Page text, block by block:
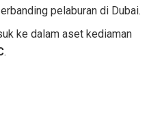
pelaburan di Dubai.
ke dalam aset kediaman
.